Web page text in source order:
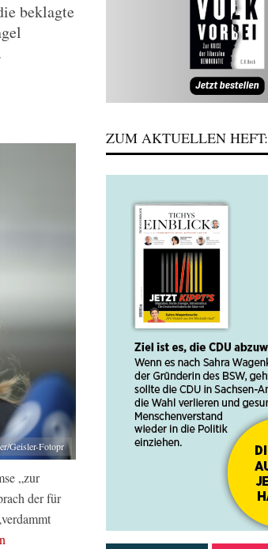
beklagte
Geisler-Fotopr
„zur
der für
ZUM AKTUELLEN HEFT: